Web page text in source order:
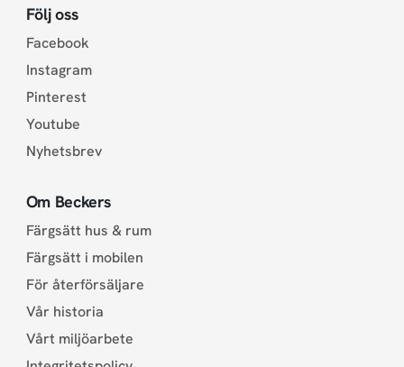
Följ oss
Facebook
Instagram
Pinterest
Youtube
Nyhetsbrev
Om Beckers
Färgsätt hus & rum
Färgsätt i mobilen
För återförsäljare
Vår historia
Vårt miljöarbete